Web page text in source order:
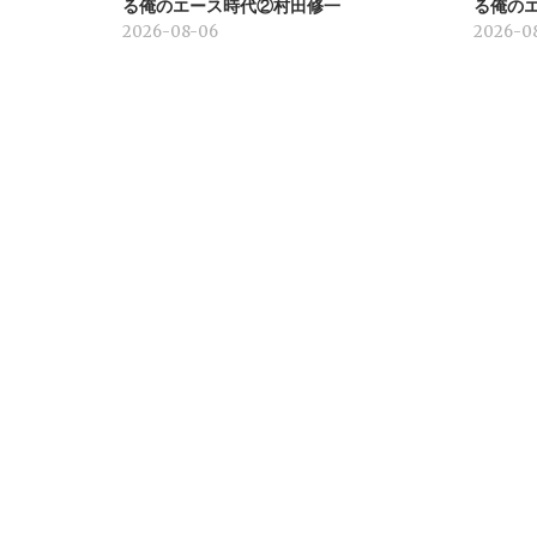
る俺のエース時代②村田修一
2026-08-06
る俺の
2026-